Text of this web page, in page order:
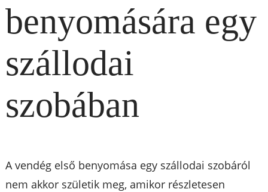
benyomására egy
szállodai
szobában
A vendég első benyomása egy szállodai szobáról
nem akkor születik meg, amikor részletesen